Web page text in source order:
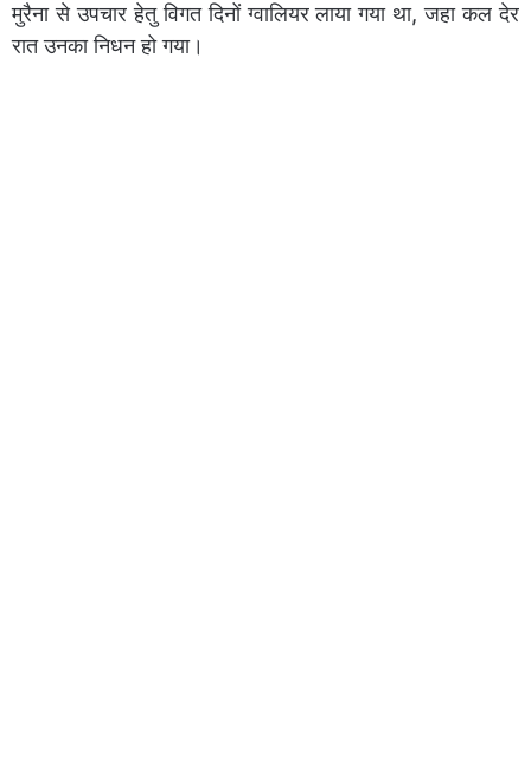
मुरैना से उपचार हेतु विगत दिनों ग्वालियर लाया गया था, जहा कल देर
रात उनका निधन हो गया।